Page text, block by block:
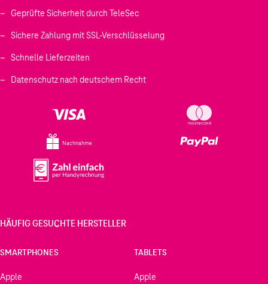
Geprüfte Sicherheit durch TeleSec
Sichere Zahlung mit SSL-Verschlüsselung
Schnelle Lieferzeiten
Datenschutz nach deutschem Recht
Nachnahme
HÄUFIG GESUCHTE HERSTELLER
SMARTPHONES
Apple
TABLETS
Apple